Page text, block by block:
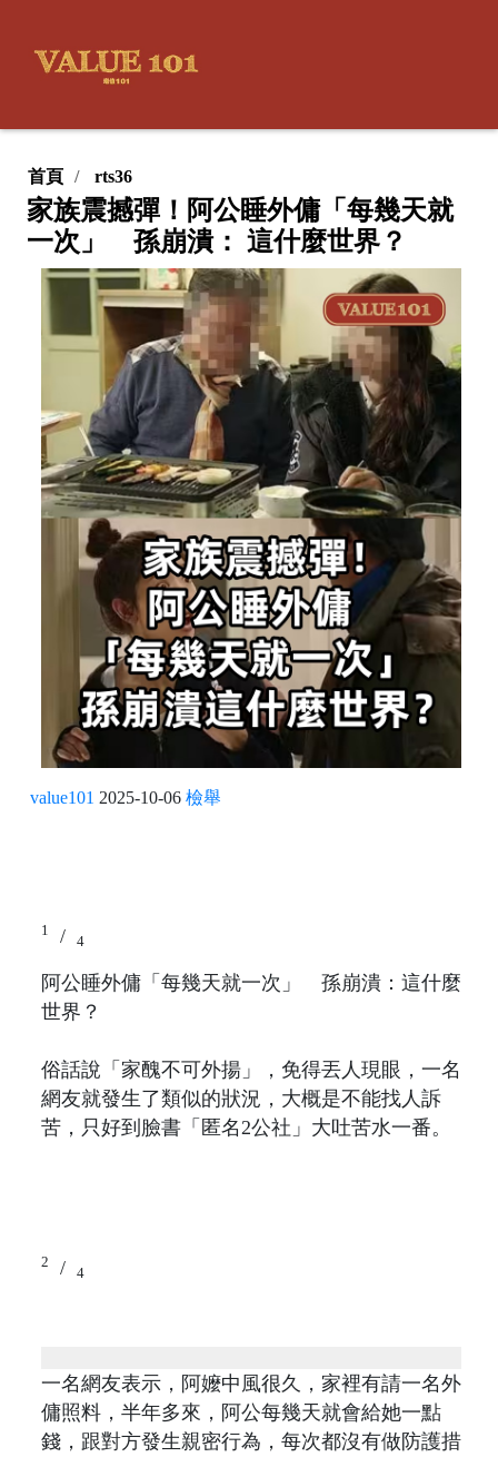
首頁 rts36
家族震撼彈！阿公睡外傭「每幾天就
一次」 孫崩潰： 這什麼世界？
value101 2025-10-06 檢舉
1 / 4
阿公睡外傭「每幾天就一次」 孫崩潰：這什麼
世界？
俗話說「家醜不可外揚」，免得丟人現眼，一名
網友就發生了類似的狀況，大概是不能找人訴
苦，只好到臉書「匿名2公社」大吐苦水一番。
2 / 4
一名網友表示，阿嬤中風很久，家裡有請一名外
傭照料，半年多來，阿公每幾天就會給她一點
錢，跟對方發生親密行為，每次都沒有做防護措